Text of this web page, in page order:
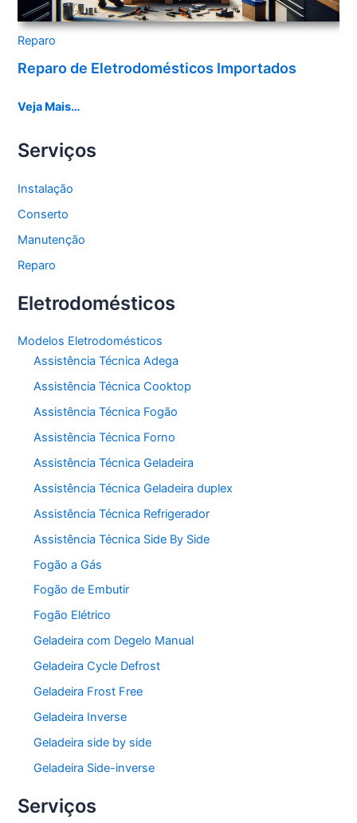
Reparo
Reparo de Eletrodomésticos Importados
Veja Mais…
Serviços
Instalação
Conserto
Manutenção
Reparo
Eletrodomésticos
Modelos Eletrodomésticos
Assistência Técnica Adega
Assistência Técnica Cooktop
Assistência Técnica Fogão
Assistência Técnica Forno
Assistência Técnica Geladeira
Assistência Técnica Geladeira duplex
Assistência Técnica Refrigerador
Assistência Técnica Side By Side
Fogão a Gás
Fogão de Embutir
Fogão Elétrico
Geladeira com Degelo Manual
Geladeira Cycle Defrost
Geladeira Frost Free
Geladeira Inverse
Geladeira side by side
Geladeira Side-inverse
Serviços